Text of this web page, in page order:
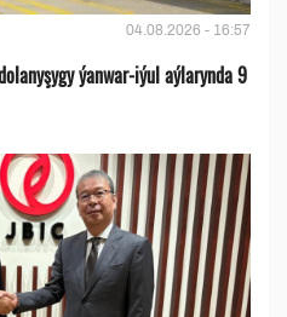
04.08.2026 - 16:57
ýanwar-iýul aýlarynda 9